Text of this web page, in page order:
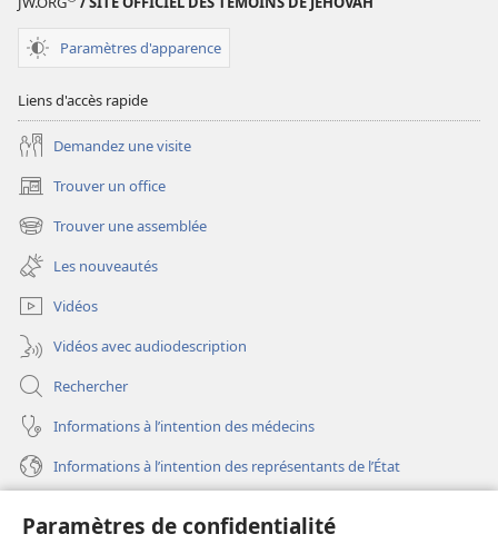
Paramètres de confidentialité
Paramètres d'apparence
Liens d'accès rapide
Demandez une visite
Trouver un office
(ouvre
une
nouvelle
fenêtre)
Trouver une assemblée
(ouvre
une
nouvelle
fenêtre)
Les nouveautés
Vidéos
Vidéos avec audiodescription
Rechercher
Informations à l’intention des médecins
Informations à l’intention des représentants de l’État